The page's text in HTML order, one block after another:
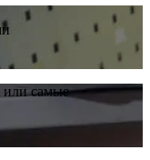
или самые